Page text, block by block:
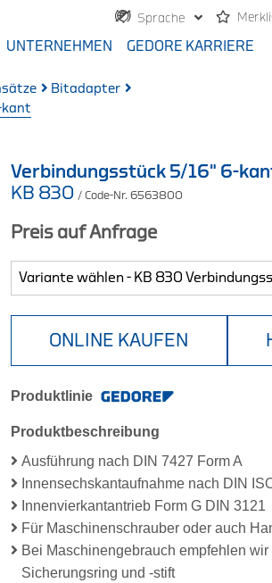
Sprache
UNTERNEHMEN GEDORE KARRIERE
Bitadapter
kant
Verbindungsstück 5/16" 6-
KB 830 / Code-Nr. 6563800
Preis auf Anfrage
ONLINE KAUFEN
Produktlinie
Produktbeschreibung
Ausführung nach DIN 7427 Form A
Innensechskantaufnahme nach DIN
Innenvierkantantrieb Form G DIN 3121
Für Maschinenschrauber oder auch
Bei Maschinengebrauch empfehlen
Sicherungsring und -stift